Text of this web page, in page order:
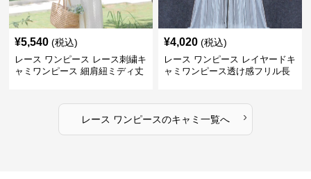
¥5,540 (税込)
レース ワンピース レース刺繍キ
ャミワンピース 細肩紐ミディ丈
¥4,020 (税込)
レース ワンピース レイヤードキ
ャミワンピース透け感フリル長
レース ワンピースのキャミ 一覧へ ›